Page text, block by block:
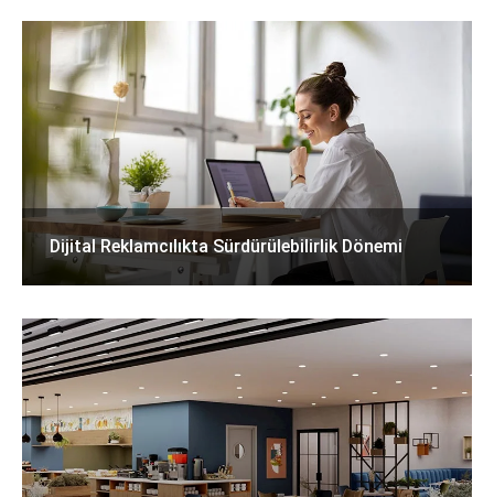
Dijital Reklamcılıkta Sürdürülebilirlik Dönemi